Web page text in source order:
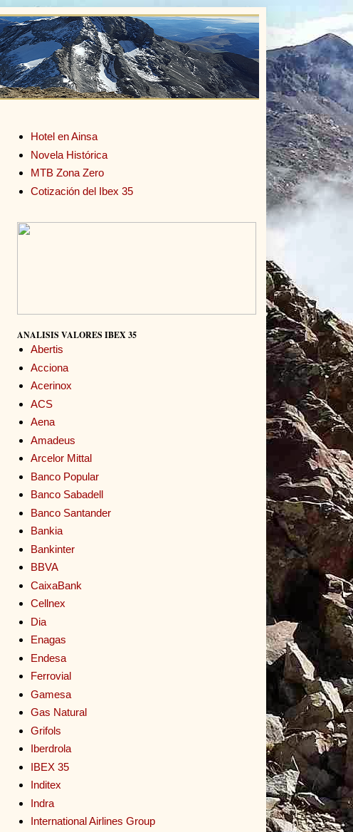
Hotel en Ainsa
Novela Histórica
MTB Zona Zero
Cotización del Ibex 35
ANALISIS VALORES IBEX 35
Abertis
Acciona
Acerinox
ACS
Aena
Amadeus
Arcelor Mittal
Banco Popular
Banco Sabadell
Banco Santander
Bankia
Bankinter
BBVA
CaixaBank
Cellnex
Dia
Enagas
Endesa
Ferrovial
Gamesa
Gas Natural
Grifols
Iberdrola
IBEX 35
Inditex
Indra
International Airlines Group